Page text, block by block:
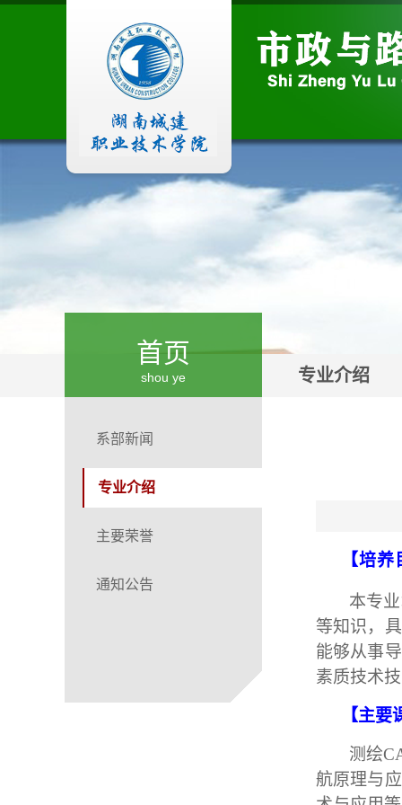
首页
shou ye 专业介绍
系部新闻
专业介绍
主要荣誉
通知公告
【培
本专
等知识，
能够从事
素质技术
【主要
测绘
航原理与